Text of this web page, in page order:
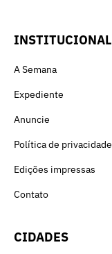
INSTITUCIONAL
A Semana
Expediente
Anuncie
Política de privacidade
Edições impressas
Contato
CIDADES